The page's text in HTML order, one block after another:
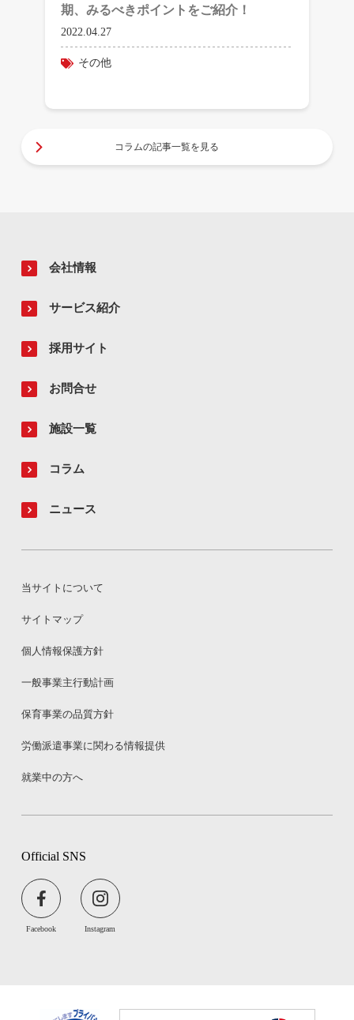
期、みるべきポイントをご紹介！
2022.04.27
その他
コラムの記事一覧を見る
会社情報
サービス紹介
採用サイト
お問合せ
施設一覧
コラム
ニュース
Official SNS
Facebook Instagram
当サイトについて
サイトマップ
個人情報保護方針
一般事業主行動計画
保育事業の品質方針
労働派遣事業に関わる情報提供
就業中の方へ